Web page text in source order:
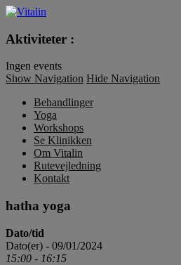
Aktiviteter :
Ingen events
Show Navigation Hide Navigation
Behandlinger
Yoga
Workshops
Se Klinikken
Om Vitalin
Rutevejledning
Kontakt
hatha yoga
Dato/tid
Dato(er) - 09/01/2024
15:00 - 16:15